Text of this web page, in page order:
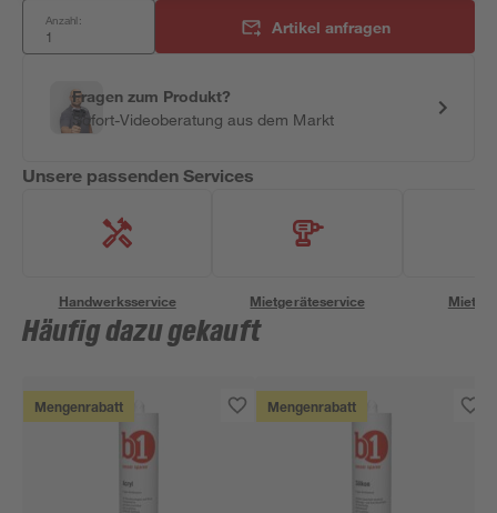
Anzahl: Artikel anfragen
Fragen zum Produkt?
Sofort-Videoberatung aus dem Markt
Unsere passenden Services
Handwerksservice Mietgeräteservice
Häufig dazu gekauft
Mengenrabatt Mengenrabatt